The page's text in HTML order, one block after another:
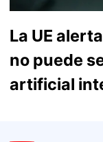
La UE
no puede
artificial